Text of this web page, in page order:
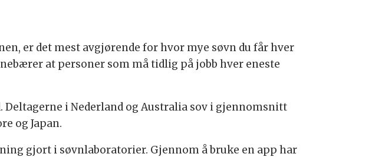
er det mest avgjørende for hvor mye søvn du får hver
at personer som må tidlig på jobb hver eneste
i Nederland og Australia sov i gjennomsnitt
og Japan.
gjort i søvnlaboratorier. Gjennom å bruke en app har